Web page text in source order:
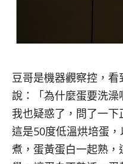
豆哥是機器觀察控，
說：「為什麼蛋要洗澡
我也疑惑了，問了一
這是50度低溫烘培蛋
煮，蛋黃蛋白一起熟